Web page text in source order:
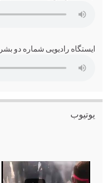
ایستگاه رادیویی شماره دو
یوتیوب